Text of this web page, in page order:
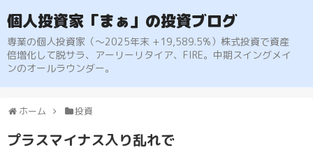
個人投資家「まぁ」の投資ブログ
専業の個人投資家（〜2025年末 +19,589.5%）株式投資で資産
倍増化して脱サラ、アーリーリタイア、FIRE。中期スイングメイ
ンのオールラウンダー。
ホーム 投資
プラスマイナス入り乱れで